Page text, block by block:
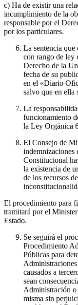
c) Ha de existir una
incumplimiento de la
responsable por el
por los particulares.
La sentencia
con rango de ley
Derecho de la
fecha de su
en el «Diario
salvo que en ella
La
funcionamiento
la Ley Orgánica
El Consejo de
indemnizaciones
Constitucional
la existencia de
de los recursos
El procedimiento para
tramitará por el
Estado.
Se seguirá el
Procedimiento
Públicas para
causados a
sean
Administración o
misma sin